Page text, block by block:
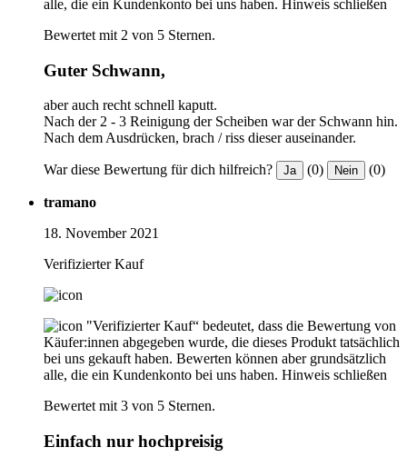
alle, die ein Kundenkonto bei uns haben. Hinweis schließen
Bewertet mit 2 von 5 Sternen.
Guter Schwann,
aber auch recht schnell kaputt.
Nach der 2 - 3 Reinigung der Scheiben war der Schwann hin.
Nach dem Ausdrücken, brach / riss dieser auseinander.
War diese Bewertung für dich hilfreich? Ja (0) Nein (0)
tramano
18. November 2021
Verifizierter Kauf
"Verifizierter Kauf“ bedeutet, dass die Bewertung von
Käufer:innen abgegeben wurde, die dieses Produkt tatsächlich
bei uns gekauft haben. Bewerten können aber grundsätzlich
alle, die ein Kundenkonto bei uns haben. Hinweis schließen
Bewertet mit 3 von 5 Sternen.
Einfach nur hochpreisig